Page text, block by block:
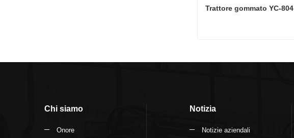
Trattore gommato YC-804
Contatta ora
Chi siamo
Onore
Notizia
Notizie aziendali